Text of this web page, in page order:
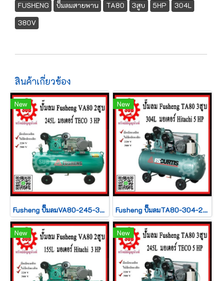
FUSHENG ปั๊มลมสายพาน TA80 3สูบ 5HP
304L
380V
สินค้าเกี่ยวข้อง
New
Fusheng ปั๊มลมVA80-245-380 +มอเตอร์ 3 HP 245L 2สูบ 380V ประกัน2ปี
New
Fusheng ปั๊มลมTA80-304-220 +มอเตอร์ 5 HP 245L 3สูบ 220V ประกัน2ปี
New New